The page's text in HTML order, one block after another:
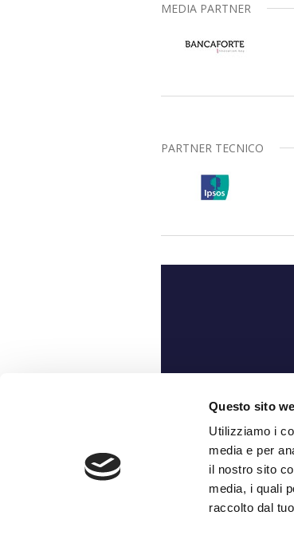
Questo sito
Utilizziamo i
media e per
il nostro sito
media, i quali
raccolto dal
MEDIA PARTNER
PARTNER TECNICO